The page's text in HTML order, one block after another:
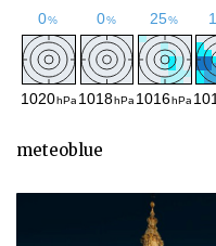
meteoblue